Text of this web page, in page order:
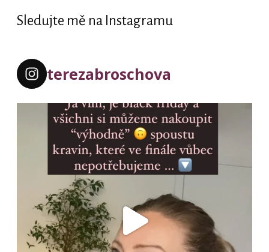
Sledujte mě na Instagramu
terezabroschova